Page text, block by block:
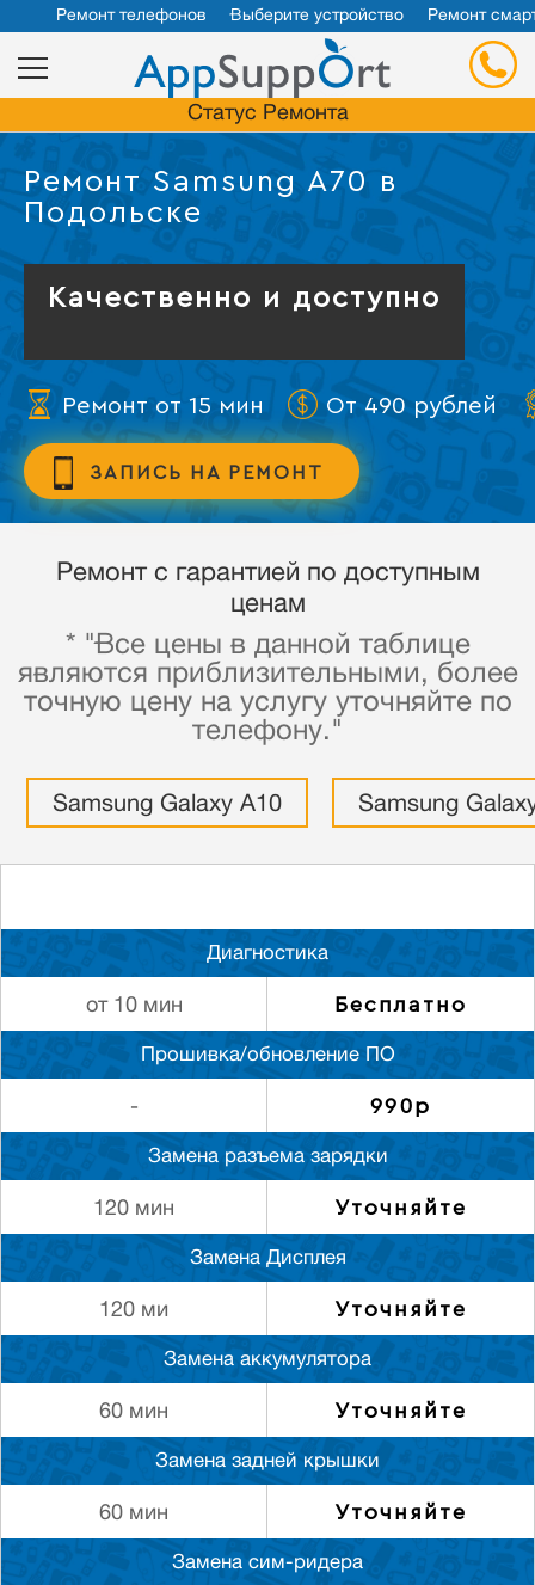
Ремонт телефонов Выберите устройство Ремонт
Статус Ремонта
Ремонт Samsung A70 в
Подольске
Качественно и доступно
Ремонт от 15 мин От 490 рублей
ЗАПИСЬ НА РЕМОНТ
Ремонт с гарантией по доступным
ценам
* "Все цены в данной таблице
являются приблизительными, более
точную цену на услугу уточняйте по
телефону."
Samsung Galaxy A10 Samsung
Диагностика
от 10 мин Бесплатно
Прошивка/обновление ПО
- 990р
Замена разъема зарядки
120 мин Уточняйте
Замена Дисплея
120 ми Уточняйте
Замена аккумулятора
60 мин Уточняйте
Замена задней крышки
60 мин Уточняйте
Замена сим-ридера